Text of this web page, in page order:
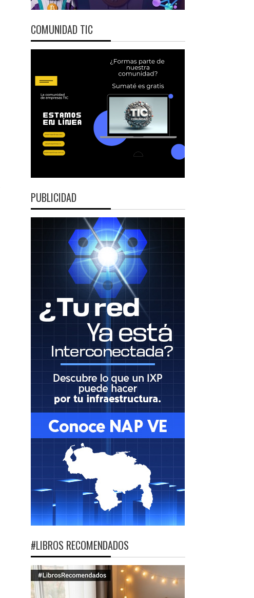
COMUNIDAD TIC
PUBLICIDAD
#LIBROS RECOMENDADOS